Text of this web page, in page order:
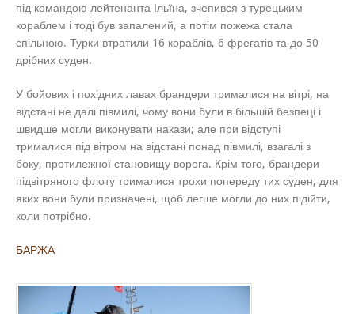
під командою лейтенанта Ільїна, зчепився з турецьким
кораблем і тоді був запалений, а потім пожежа стала
спільною. Турки втратили 16 кораблів, 6 фрегатів та до 50
дрібних суден.
У бойових і похідних лавах брандери трималися на вітрі, на
відстані не далі півмилі, чому вони були в більшій безпеці і
швидше могли виконувати накази; але при відступі
трималися під вітром на відстані понад півмилі, взагалі з
боку, протилежної становищу ворога. Крім того, брандери
підвітряного флоту трималися трохи попереду тих суден, для
яких вони були призначені, щоб легше могли до них підійти,
коли потрібно.
БАРЖА